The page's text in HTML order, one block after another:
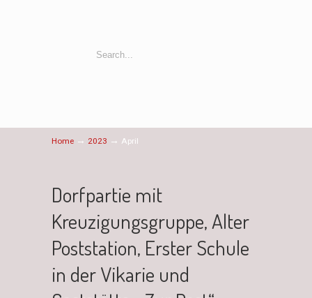
Home → 2023 → April
Dorfpartie mit
Kreuzigungsgruppe, Alter
Poststation, Erster Schule
in der Vikarie und